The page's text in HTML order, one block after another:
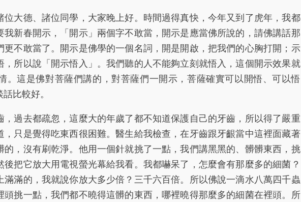
大德、諸位同學，大家晚上好。時間過得真快，今年又到了虎年，我都
新春開示，「開示」兩個字不敢當，開示是應當佛所說的，請佛講話那
不敢當了。開示是佛學的一個名詞，開是開啟，把我們的心胸打開；示
所以說「開示悟入」。我們聽的人不能夠立刻就悟入，這個開示效果就
。這是佛對菩薩們講的，對菩薩們一開示，菩薩確實可以開悟、可以悟
比較好。
過去都疏忽，這麼大的年歲了都不知道保護自己的牙齒，所以得了嚴重
只是覺得吃東西很困難。醫生給我檢查，在牙齒跟牙齦當中這裡面藏著
，沒有刷乾淨。他用一個針就挑了一點，我們講黑黑的、髒髒東西，挑
把它放大用電視螢光幕給我看。我都嚇呆了，怎麼會有那麼多的細菌？
滿的，我就說你放大多少倍？三千六百倍。所以佛說一滴水八萬四千蟲
挑一點，我們都不曉得這髒的東西，哪裡曉得那麼多的細菌在裡頭。所